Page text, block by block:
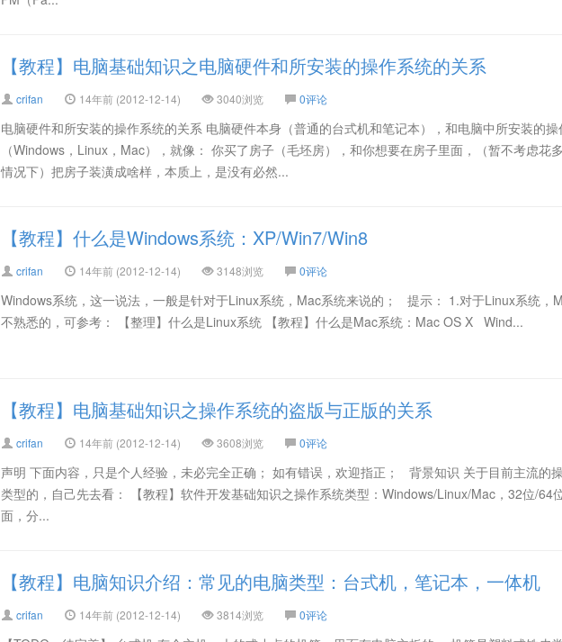
【教程】电脑基础知识之电脑硬件和所安装的操作系统的关系
crifan 14年前 (2012-12-14) 3040浏览 0评论
电脑硬件和所安装的操作系统的关系 电脑硬件本身（普通的台式机和笔记本），和电脑中所安装的
（Windows，Linux，Mac），就像： 你买了房子（毛坯房），和你想要在房子里面，（暂不考虑花
情况下）把房子装潢成啥样，本质上，是没有必然...
【教程】什么是Windows系统：XP/Win7/Win8
crifan 14年前 (2012-12-14) 3148浏览 0评论
Windows系统，这一说法，一般是针对于Linux系统，Mac系统来说的； 提示： 1.对于Linux系统，
不熟悉的，可参考： 【整理】什么是Linux系统 【教程】什么是Mac系统：Mac OS X Wind...
【教程】电脑基础知识之操作系统的盗版与正版的关系
crifan 14年前 (2012-12-14) 3608浏览 0评论
声明 下面内容，只是个人经验，未必完全正确； 如有错误，欢迎指正； 背景知识 关于目前主流的
类型的，自己先去看： 【教程】软件开发基础知识之操作系统类型：Windows/Linux/Mac，32位/
面，分...
【教程】电脑知识介绍：常见的电脑类型：台式机，笔记本，一体机
crifan 14年前 (2012-12-14) 3814浏览 0评论